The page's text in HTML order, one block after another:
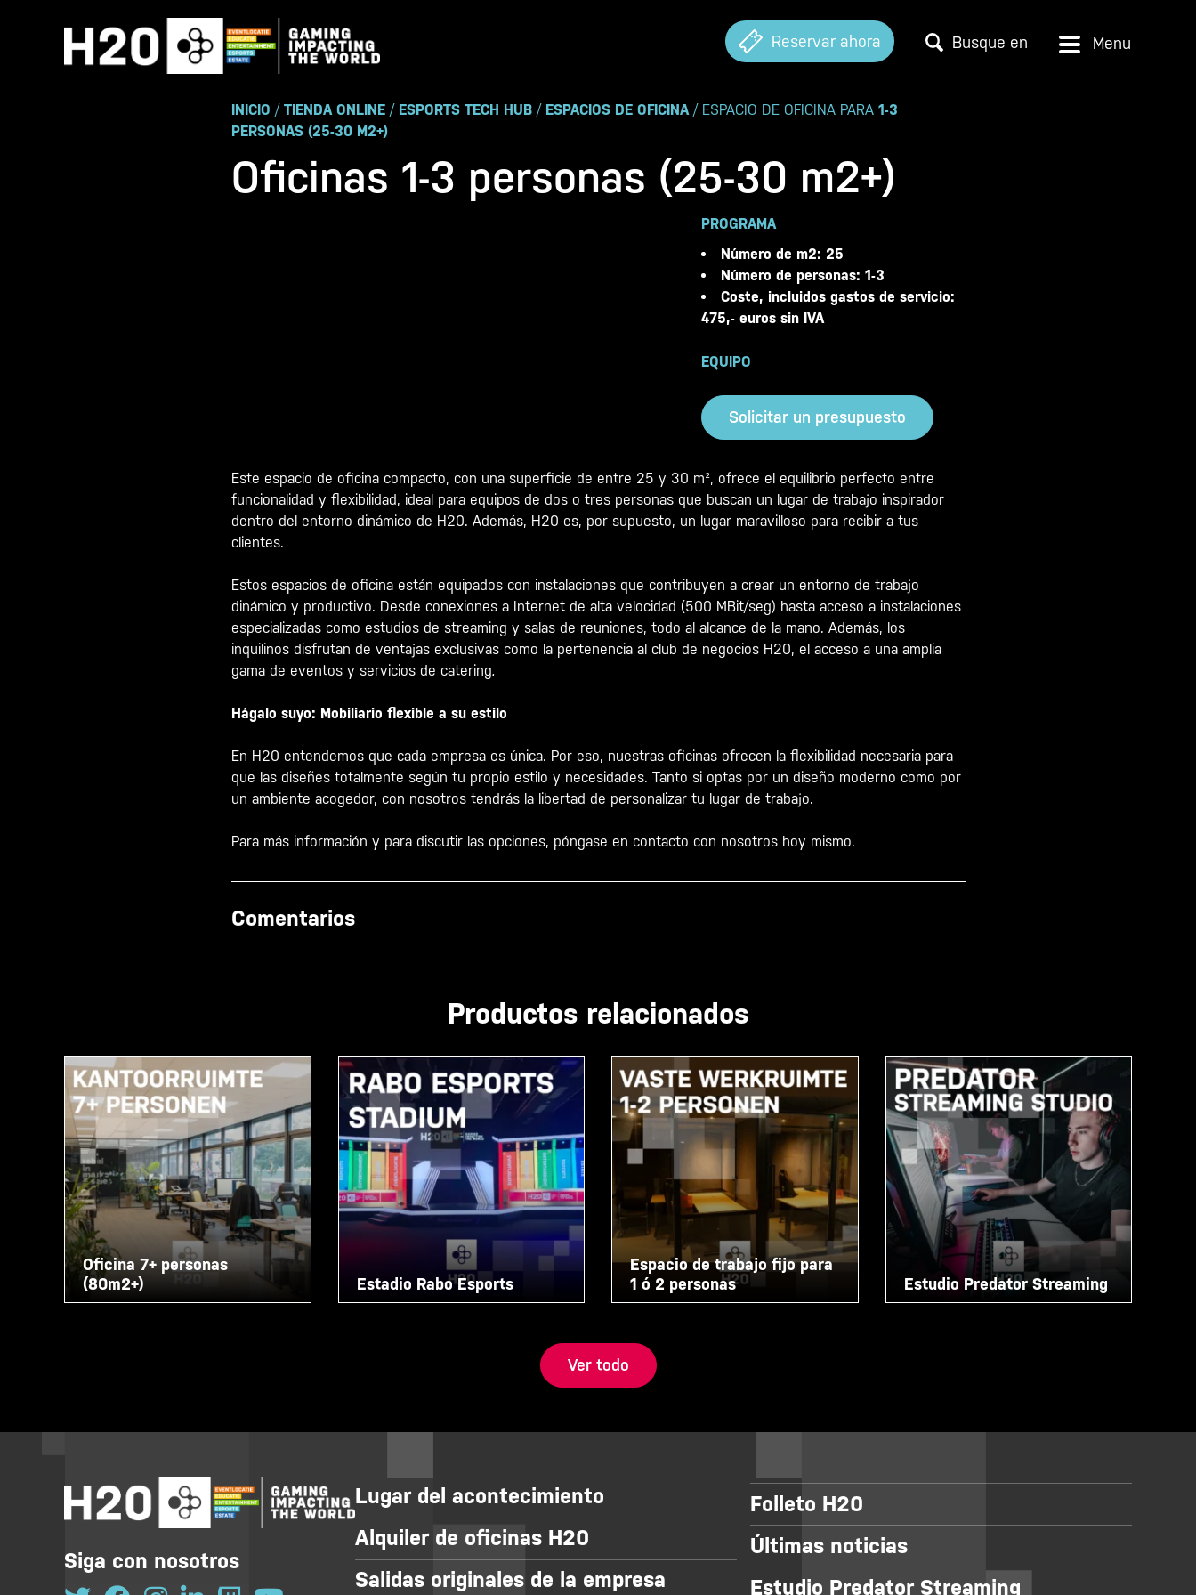
Reservar ahora Busque en
INICIO / TIENDA ONLINE/ ESPORTS TECH HUB/ ESPACIOS DE OFICINA/ ESPACIO DE OFICINA PARA 1-3
PERSONAS (25-30 M2+)
Oficinas 1-3 personas (25-30 m2+)
PROGRAMA
Número de m2: 25
Número de personas: 1-3
Coste, incluidos gastos de servicio:
475,- euros sin IVA
EQUIPO
Solicitar un presupuesto
Este espacio de oficina compacto, con una superficie de entre 25 y 30 m², ofrece el equilibrio perfecto entre
funcionalidad y flexibilidad, ideal para equipos de dos o tres personas que buscan un lugar de trabajo inspirador
dentro del entorno dinámico de H20. Además, H20 es, por supuesto, un lugar maravilloso para recibir a tus
clientes.
Estos espacios de oficina están equipados con instalaciones que contribuyen a crear un entorno de trabajo
dinámico y productivo. Desde conexiones a Internet de alta velocidad (500 MBit/seg) hasta acceso a instalaciones
especializadas como estudios de streaming y salas de reuniones, todo al alcance de la mano. Además, los
inquilinos disfrutan de ventajas exclusivas como la pertenencia al club de negocios H20, el acceso a una amplia
gama de eventos y servicios de catering.
Hágalo suyo: Mobiliario flexible a su estilo
En H20 entendemos que cada empresa es única. Por eso, nuestras oficinas ofrecen la flexibilidad necesaria para
que las diseñes totalmente según tu propio estilo y necesidades. Tanto si optas por un diseño moderno como por
un ambiente acogedor, con nosotros tendrás la libertad de personalizar tu lugar de trabajo.
Para más información y para discutir las opciones, póngase en contacto con nosotros hoy mismo.
Comentarios
Productos relacionados
Oficina 7+ personas
(80m2+)
Estadio Rabo Esports
Espacio de trabajo fijo para
1 ó 2 personas
Estudio Predator Streaming
Ver todo
Siga con nosotros
Lugar del acontecimiento
Alquiler de oficinas H20
Salidas originales de la empresa
Folleto H20
Últimas noticias
Estudio Predator Streaming